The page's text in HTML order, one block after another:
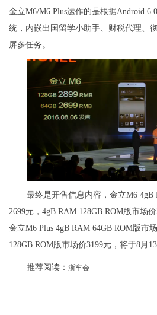
金立M6/M6 Plus运作的是根据Android
统，内嵌出国留学小助手、财税代理、
屏多任务。
最终是开售信息内容，金立M6 4gB
2699元，4gB RAM 128GB ROM版市场
金立M6 Plus 4gB RAM 64GB ROM版市
128GB ROM版市场价3199元，将于8月13
推荐阅读： 浙车会